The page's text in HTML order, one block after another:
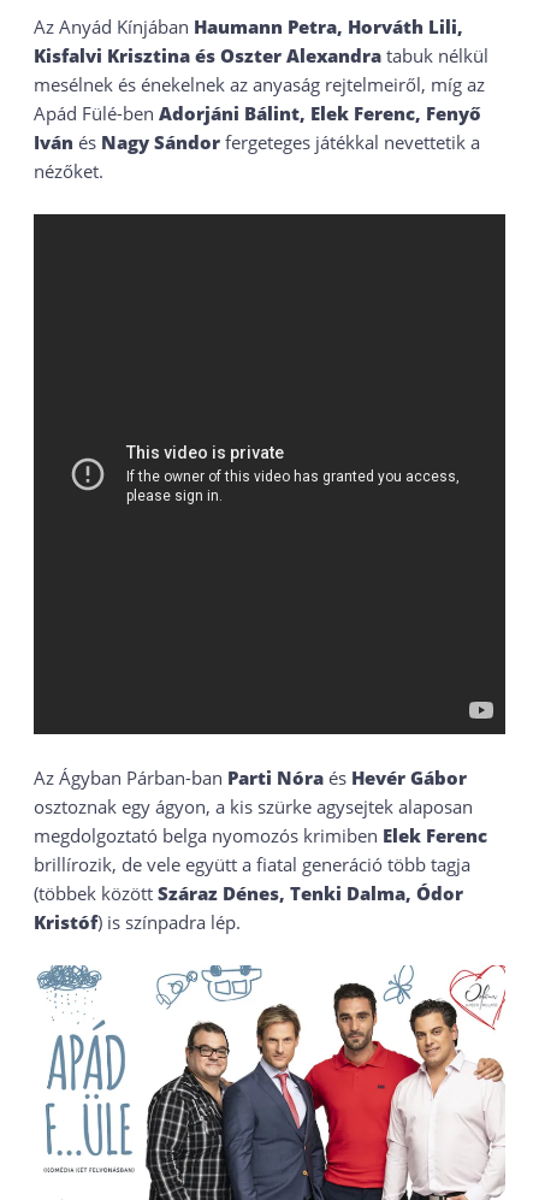
Az Anyád Kínjában Haumann Petra, Horváth Lili,
Kisfalvi Krisztina és Oszter Alexandra tabuk nélkül
mesélnek és énekelnek az anyaság rejtelmeiről, míg az
Apád Fülé-ben Adorjáni Bálint, Elek Ferenc, Fenyő
Iván és Nagy Sándor fergeteges játékkal nevettetik a
nézőket.
Az Ágyban Párban-ban Parti Nóra és Hevér Gábor
osztoznak egy ágyon, a kis szürke agysejtek alaposan
megdolgoztató belga nyomozós krimiben Elek Ferenc
brillírozik, de vele együtt a fiatal generáció több tagja
(többek között Száraz Dénes, Tenki Dalma, Ódor
Kristóf) is színpadra lép.